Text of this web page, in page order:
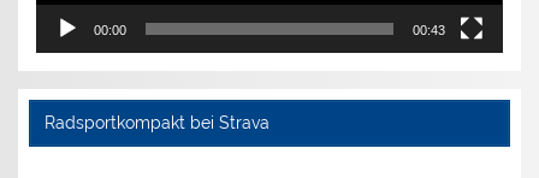
00:00 00:43
Radsportkompakt bei Strava